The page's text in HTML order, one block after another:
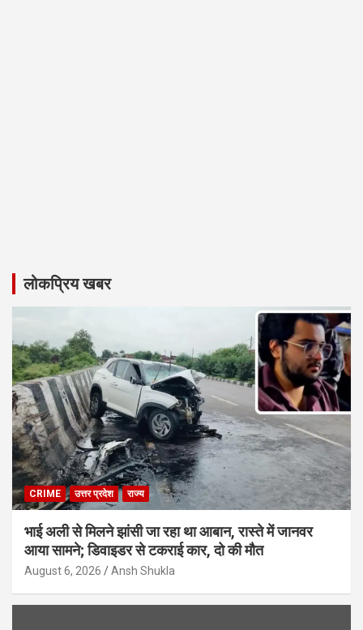
लोकप्रिय खबर
CRIME उत्तर प्रदेश राज्य
भाई अली से मिलने झांसी जा रहा था आबान, रास्ते में जानवर
आया सामने; डिवाइडर से टकराई कार, दो की मौत
August 6, 2026 Ansh Shukla